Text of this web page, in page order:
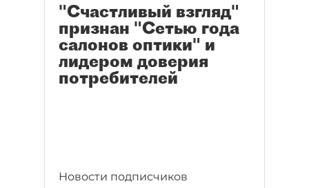
"Счастливый взгляд"
признан "Сетью года
салонов оптики" и
лидером доверия
потребителей
Новости подписчиков